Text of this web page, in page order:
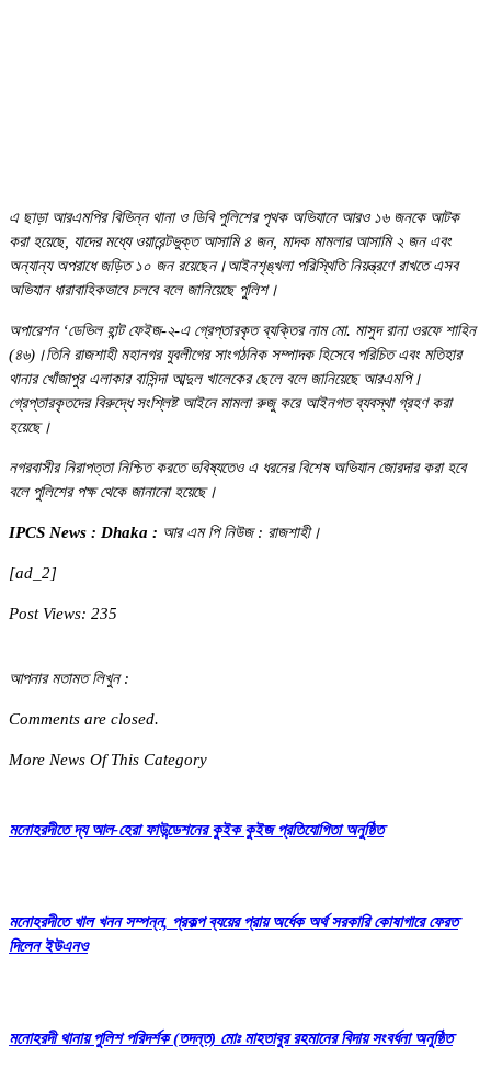
এ ছাড়া আরএমপির বিভিন্ন থানা ও ডিবি পুলিশের পৃথক অভিযানে আরও ১৬ জনকে আটক
করা হয়েছে, যাদের মধ্যে ওয়ারেন্টভুক্ত আসামি ৪ জন, মাদক মামলার আসামি ২ জন এবং
অন্যান্য অপরাধে জড়িত ১০ জন রয়েছেন।আইনশৃঙ্খলা পরিস্থিতি নিয়ন্ত্রণে রাখতে এসব
অভিযান ধারাবাহিকভাবে চলবে বলে জানিয়েছে পুলিশ।
অপারেশন ‘ডেভিল হান্ট ফেইজ-২-এ গ্রেপ্তারকৃত ব্যক্তির নাম মো. মাসুদ রানা ওরফে শাহিন
(৪৬)।তিনি রাজশাহী মহানগর যুবলীগের সাংগঠনিক সম্পাদক হিসেবে পরিচিত এবং মতিহার
থানার খোঁজাপুর এলাকার বাসিন্দা আব্দুল খালেকের ছেলে বলে জানিয়েছে আরএমপি।
গ্রেপ্তারকৃতদের বিরুদ্ধে সংশ্লিষ্ট আইনে মামলা রুজু করে আইনগত ব্যবস্থা গ্রহণ করা
হয়েছে।
নগরবাসীর নিরাপত্তা নিশ্চিত করতে ভবিষ্যতেও এ ধরনের বিশেষ অভিযান জোরদার করা হবে
বলে পুলিশের পক্ষ থেকে জানানো হয়েছে।
IPCS News : Dhaka : আর ‍এম পি নিউজ : রাজশাহী।
[ad_2]
Post Views: 235
আপনার মতামত লিখুন :
Comments are closed.
More News Of This Category
মনোহরদীতে দ্য আল-হেরা ফাউন্ডেশনের কুইক কুইজ প্রতিযোগিতা অনুষ্ঠিত
মনোহরদীতে খাল খনন সম্পন্ন, প্রকল্প ব্যয়ের প্রায় অর্ধেক অর্থ সরকারি কোষাগারে ফেরত
দিলেন ইউএনও
মনোহরদী থানায় পুলিশ পরিদর্শক (তদন্ত) মোঃ মাহতাবুর রহমানের বিদায় সংবর্ধনা অনুষ্ঠিত